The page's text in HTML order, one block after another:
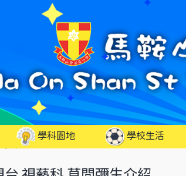
學科園地 學校生活